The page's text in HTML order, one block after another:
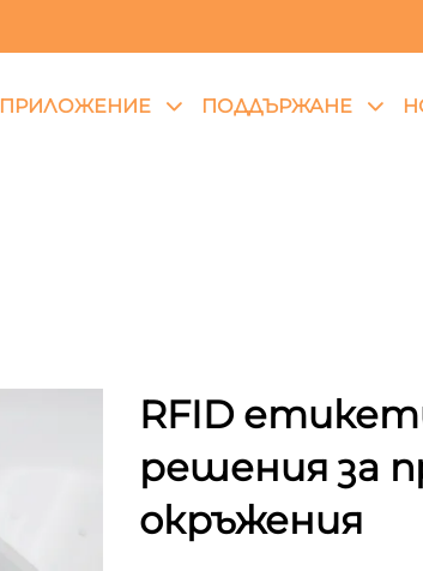
ПРИЛОЖЕНИЕ ПОДДЪРЖАНЕ
RFID
решения за
окръжения